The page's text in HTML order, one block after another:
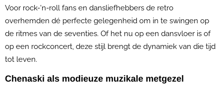
Voor rock-'n-roll fans en dansliefhebbers de retro
overhemden dé perfecte gelegenheid om in te swingen op
de ritmes van de seventies. Of het nu op een dansvloer is of
op een rockconcert, deze stijl brengt de dynamiek van die tijd
tot leven.
Chenaski als modieuze muzikale metgezel